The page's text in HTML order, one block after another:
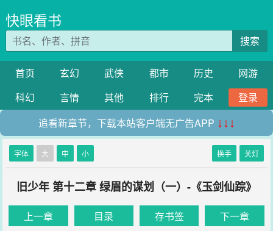
快眼看书
搜索
首页 玄幻 武侠 都市 历史
网游
科幻
言情 其他 排行 完本
登录
追看新章节，下载本站客户端无广告APP ↓↓↓
字体 大 中 小 换手 关灯
旧少年 第十二章 绿眉的谋划（一）-《玉剑仙踪》
上一章 目录 存书签 下一章